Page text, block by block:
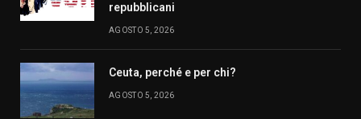
repubblicani
AGOSTO 5, 2026
Ceuta, perché e per chi?
AGOSTO 5, 2026